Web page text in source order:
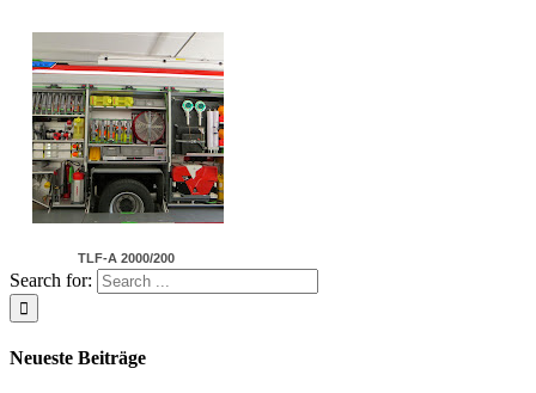
TLF-A 2000/200
Search for:
Neueste Beiträge